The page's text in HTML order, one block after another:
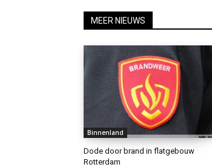
MEER NIEUWS
Binnenland
Dode door brand in flatgebouw
Rotterdam